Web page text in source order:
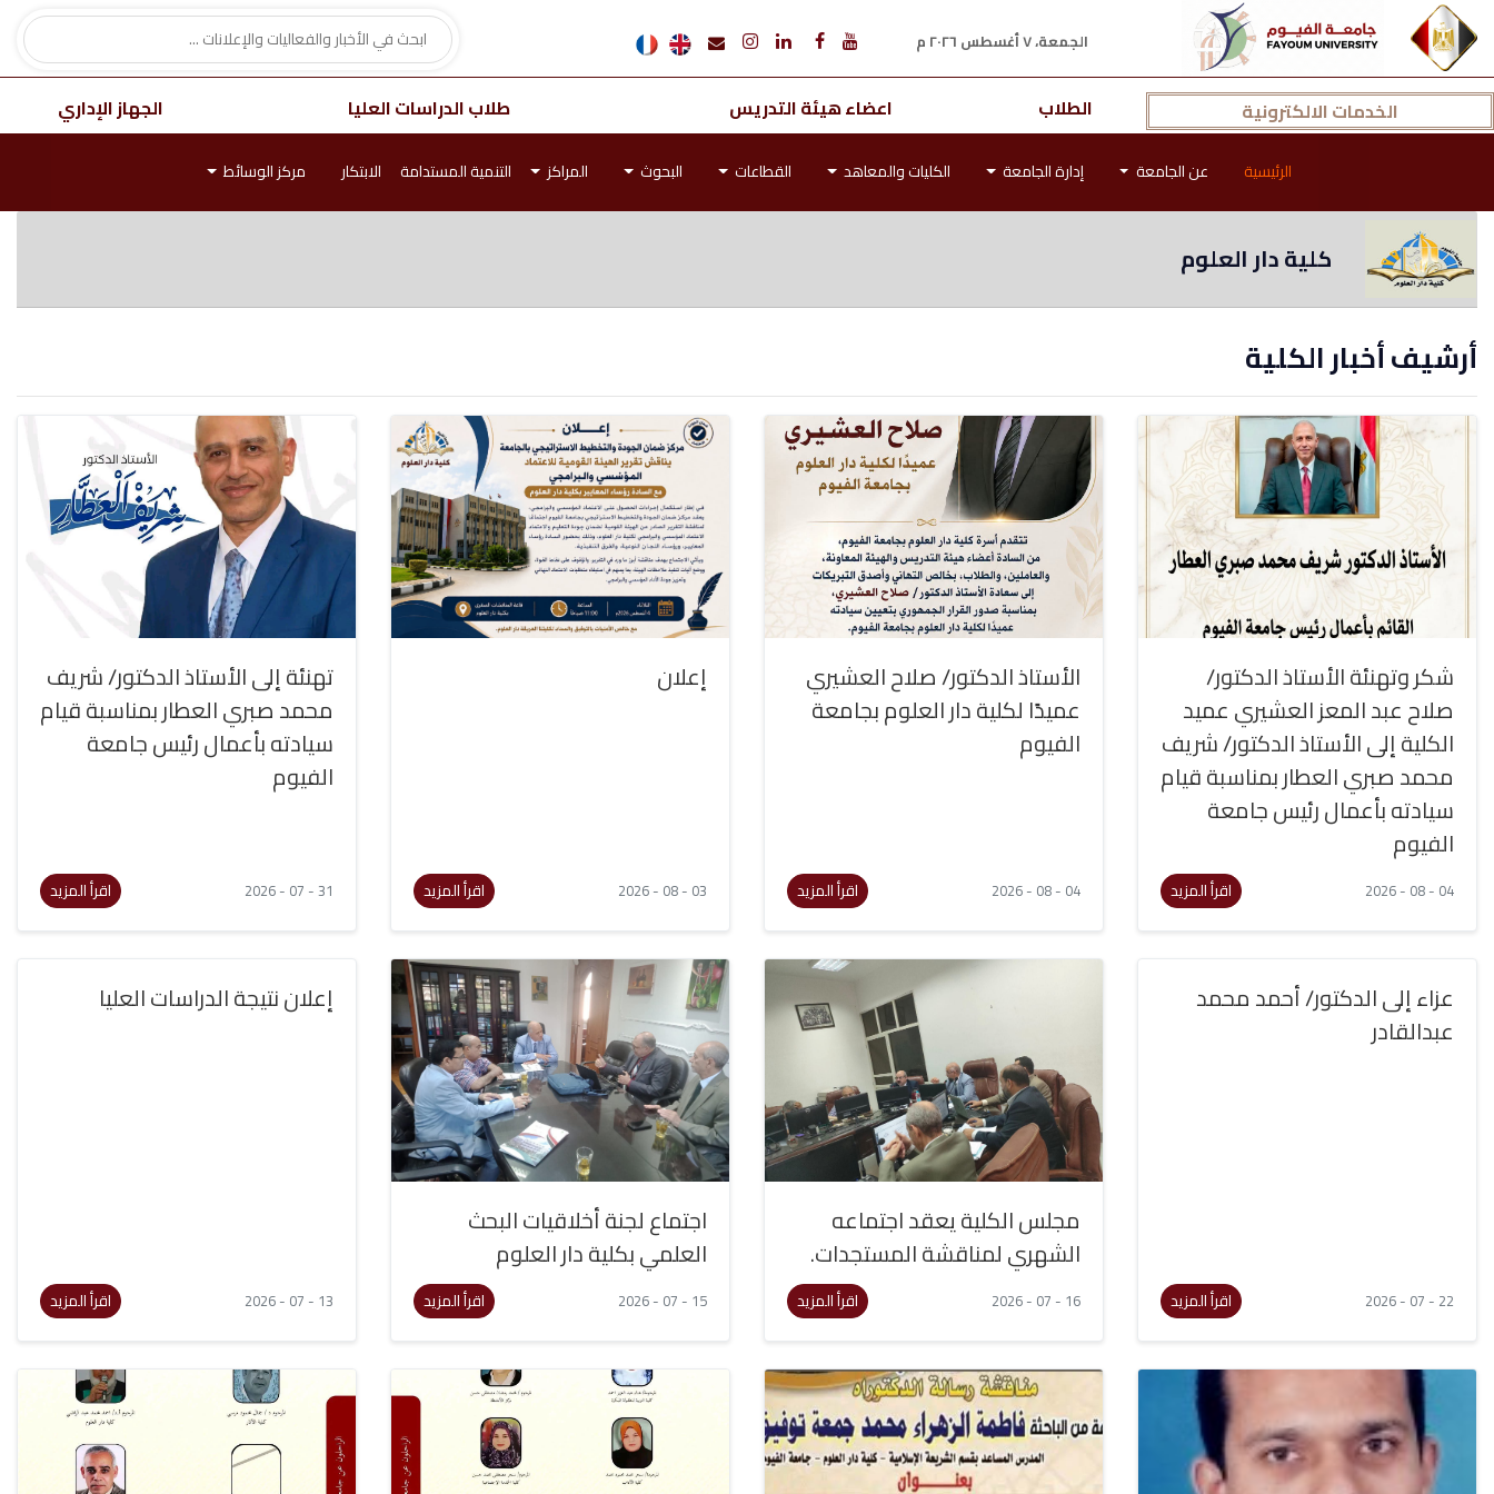
الجمعة، ٧ أغسطس ٢٠٢٦ م
الخدمات الالكترونية الطلاب اعضاء هيئة التدريس طلاب الدراسات العليا الجهاز الإداري
الرئيسية عن الجامعة إدارة الجامعة الكليات والمعاهد القطاعات البحوث المراكز التنمية المستدامة الابتكار مركز الوسائط
كلية دار العلوم
أرشيف أخبار الكلية
شكر وتهنئة الأستاذ الدكتور/
صلاح عبد المعز العشيري عميد
الكلية إلى الأستاذ الدكتور/ شريف
محمد صبري العطار بمناسبة قيام
سيادته بأعمال رئيس جامعة
الفيوم
04 - 08 - 2026 اقرأ المزيد
الأستاذ الدكتور/ صلاح العشيري
عميدًا لكلية دار العلوم بجامعة
الفيوم
04 - 08 - 2026 اقرأ المزيد
إعلان
03 - 08 - 2026 اقرأ المزيد
تهنئة إلى الأستاذ الدكتور/ شريف
محمد صبري العطار بمناسبة قيام
سيادته بأعمال رئيس جامعة
الفيوم
31 - 07 - 2026 اقرأ المزيد
عزاء إلى الدكتور/ أحمد محمد
عبدالقادر
22 - 07 - 2026 اقرأ المزيد
مجلس الكلية يعقد اجتماعه
الشهري لمناقشة المستجدات.
16 - 07 - 2026 اقرأ المزيد
اجتماع لجنة أخلاقيات البحث
العلمي بكلية دار العلوم
15 - 07 - 2026 اقرأ المزيد
إعلان نتيجة الدراسات العليا
13 - 07 - 2026 اقرأ المزيد